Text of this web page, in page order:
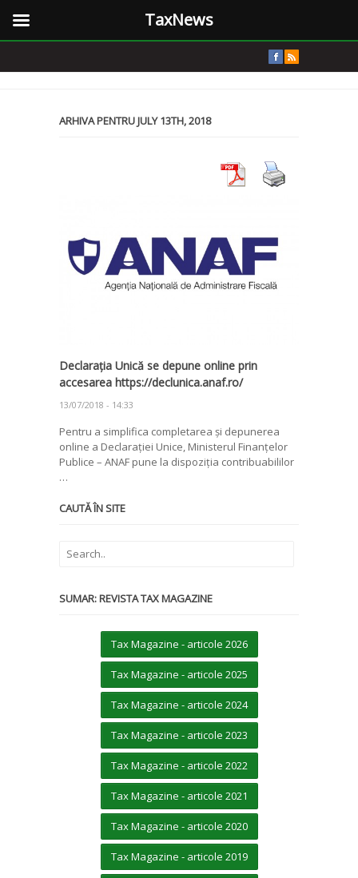
ARHIVA PENTRU JULY 13TH, 2018
Declarația Unică se depune online prin
accesarea https://declunica.anaf.ro/
13/07/2018 - 14:33
Pentru a simplifica completarea și depunerea
online a Declarației Unice, Ministerul Finanțelor
Publice – ANAF pune la dispoziția contribuabililor
…
CAUTĂ ÎN SITE
SUMAR: REVISTA TAX MAGAZINE
Tax Magazine - articole 2026
Tax Magazine - articole 2025
Tax Magazine - articole 2024
Tax Magazine - articole 2023
Tax Magazine - articole 2022
Tax Magazine - articole 2021
Tax Magazine - articole 2020
Tax Magazine - articole 2019
TaxNews